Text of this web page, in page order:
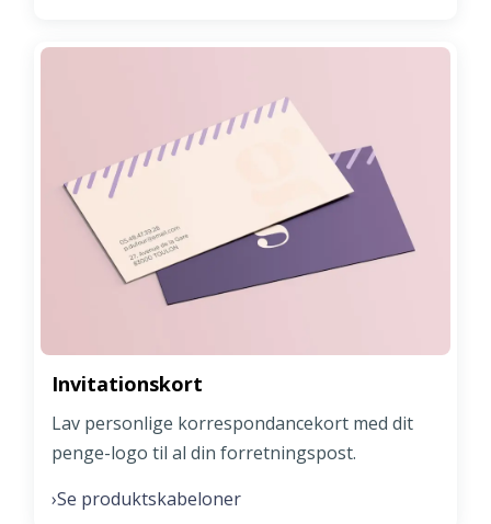
Invitationskort
Lav personlige korrespondancekort med dit
penge-logo til al din forretningspost.
›Se produktskabeloner